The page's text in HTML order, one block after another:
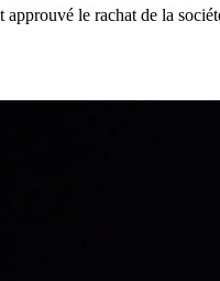
le rachat de la